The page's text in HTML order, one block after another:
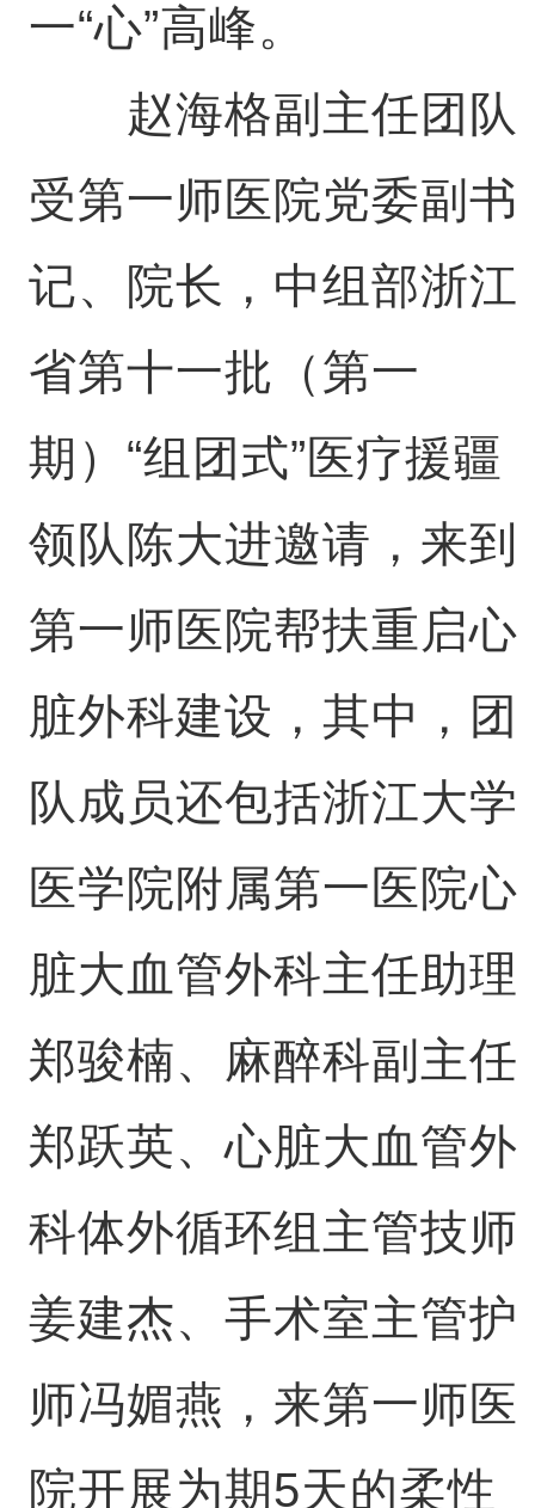
一“心”高峰。
赵海格副主任团队
受第一师医院党委副书
记、院长，中组部浙江
省第十一批（第一
期）“组团式”医疗援疆
领队陈大进邀请，来到
第一师医院帮扶重启心
脏外科建设，其中，团
队成员还包括浙江大学
医学院附属第一医院心
脏大血管外科主任助理
郑骏楠、麻醉科副主任
郑跃英、心脏大血管外
科体外循环组主管技师
姜建杰、手术室主管护
师冯媚燕，来第一师医
院开展为期5天的柔性